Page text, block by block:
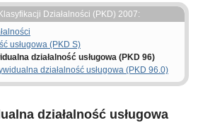
Działalności (PKD) 2007:
usługowa (PKD S)
działalność usługowa (PKD 96)
działalność usługowa (PKD 96.0)
działalność usługowa